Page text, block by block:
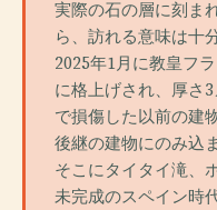
実際の石の層に刻ま
ら、訪れる意味は十
2025年1月に教皇フ
に格上げされ、厚さ
で損傷した以前の建
後継の建物にのみ込
そこにタイタイ滝、
未完成のスペイン時